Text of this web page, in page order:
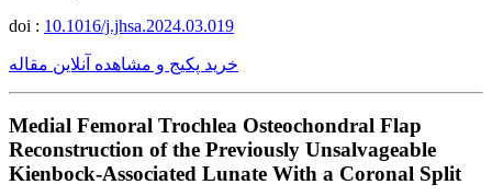
doi : 10.1016/j.jhsa.2024.03.019
خرید پکیج و مشاهده آنلاین مقاله
Medial Femoral Trochlea Osteochondral Flap
Reconstruction of the Previously Unsalvageable
Kienbock-Associated Lunate With a Coronal Split